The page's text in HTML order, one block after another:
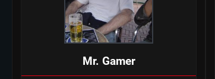
Mr. Gamer